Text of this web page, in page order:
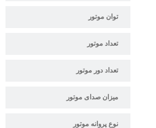
توان موتور
تعداد موتور
تعداد دور موتور
میزان صدای موتور
نوع پروانه موتور